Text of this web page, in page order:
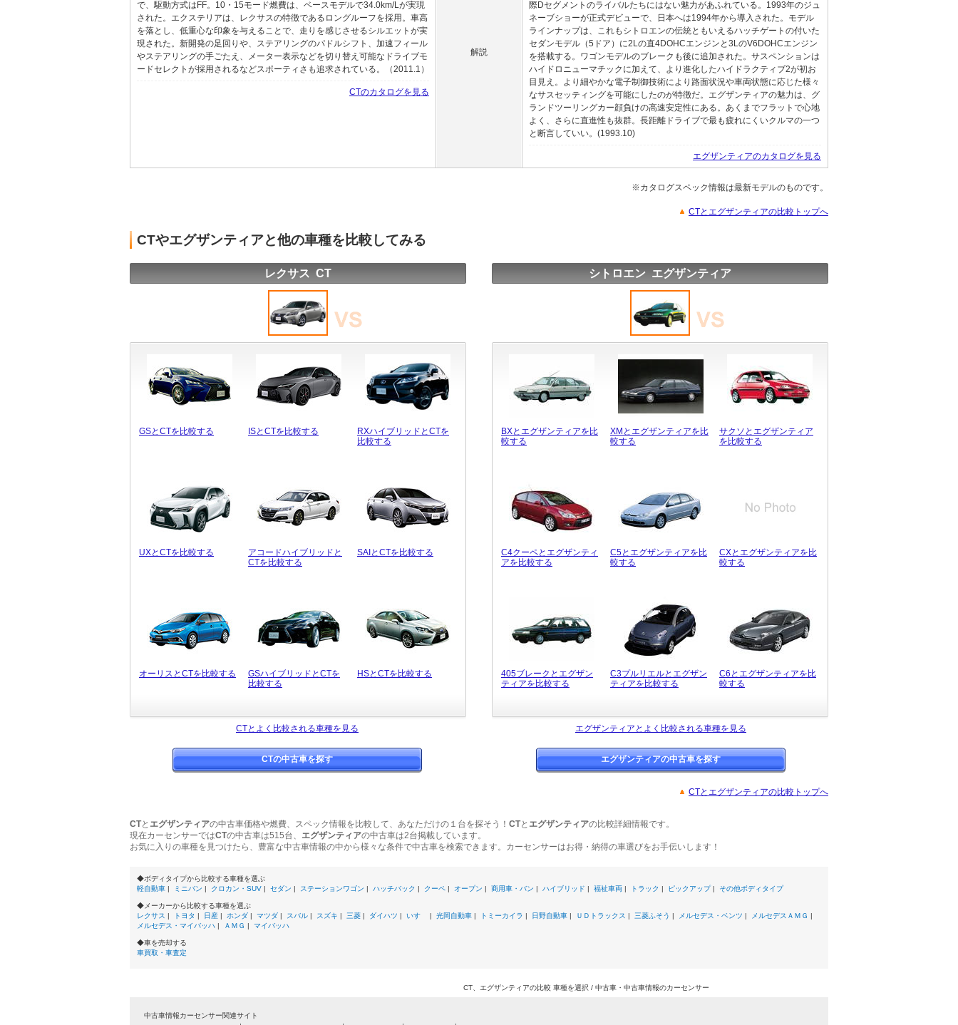
で、駆動方式はFF。10・15モード燃費は、ベースモデルで34.0km/Lが実現
された。エクステリアは、レクサスの特徴であるロングルーフを採用。車高
を落とし、低重心な印象を与えることで、走りを感じさせるシルエットが実
現された。新開発の足回りや、ステアリングのパドルシフト、加速フィール
やステアリングの手ごたえ、メーター表示などを切り替え可能なドライブモ
ードセレクトが採用されるなどスポーティさも追求されている。（2011.1）
CTのカタログを見る
解説
際Dセグメントのライバルたちにはない魅力があふれている。1993年のジュ
ネーブショーが正式デビューで、日本へは1994年から導入された。モデル
ラインナップは、これもシトロエンの伝統ともいえるハッチゲートの付いた
セダンモデル（5ドア）に2Lの直4DOHCエンジンと3LのV6DOHCエンジン
を搭載する。ワゴンモデルのブレークも後に追加された。サスペンションは
ハイドロニューマチックに加えて、より進化したハイドラクティブ2が初お
目見え。より細やかな電子制御技術により路面状況や車両状態に応じた様々
なサスセッティングを可能にしたのが特徴だ。エグザンティアの魅力は、グ
ランドツーリングカー顔負けの高速安定性にある。あくまでフラットで心地
よく、さらに直進性も抜群。長距離ドライブで最も疲れにくいクルマの一つ
と断言していい。(1993.10)
エグザンティアのカタログを見る
※カタログスペック情報は最新モデルのものです。
CTとエグザンティアの比較トップへ
CTやエグザンティアと他の車種を比較してみる
レクサス CT
GSとCTを比較する ISとCTを比較する
RXハイブリッドとCTを
比較する
UXとCTを比較する
アコードハイブリッドと
CTを比較する
SAIとCTを比較する
オーリスとCTを比較する
GSハイブリッドとCTを
比較する
HSとCTを比較する
シトロエン エグザンティア
BXとエグザンティアを比
較する
XMとエグザンティアを比
較する
サクソとエグザンティア
を比較する
C4クーペとエグザンティ
アを比較する
C5とエグザンティアを比
較する
CXとエグザンティアを比
較する
405ブレークとエグザン
ティアを比較する
C3プルリエルとエグザン
ティアを比較する
C6とエグザンティアを比
較する
CTとよく比較される車種を見る エグザンティアとよく比較される車種を見る
CTの中古車を探す エグザンティアの中古車を探す
CTとエグザンティアの比較トップへ
CTと エグザンティアの中古車価格や燃費、スペック情報を比較して、あなただけの１台を探そう！ CTと エグザンティアの比較詳細情報です。
現在カーセンサーではCTの中古車は515台、 エグザンティアの中古車は2台掲載しています。
お気に入りの車種を見つけたら、豊富な中古車情報の中から様々な条件で中古車を検索できます。カーセンサーはお得・納得の車選びをお手伝いします！
◆ボディタイプから比較する車種を選ぶ
軽自動車 | ミニバン | クロカン・SUV | セダン | ステーションワゴン | ハッチバック | クーペ | オープン | 商用車・バン | ハイブリッド | 福祉車両 | トラック | ピックアップ| その他ボディタイプ
◆メーカーから比較する車種を選ぶ
レクサス | トヨタ | 日産 | ホンダ | マツダ | スバル | スズキ | 三菱 | ダイハツ | いすゞ | 光岡自動車 | トミーカイラ | 日野自動車 | ＵＤトラックス | 三菱ふそう | メルセデス・ベンツ | メルセデスＡＭＧ |
メルセデス・マイバッハ | ＡＭＧ | マイバッハ
◆車を売却する
車買取・車査定
CT、エグザンティアの比較 車種を選択 / 中古車・中古車情報のカーセンサー
中古車情報カーセンサー関連サイト